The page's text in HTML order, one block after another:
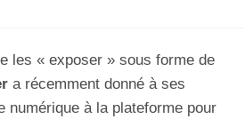
les « exposer » sous forme de
a récemment donné à ses
numérique à la plateforme pour